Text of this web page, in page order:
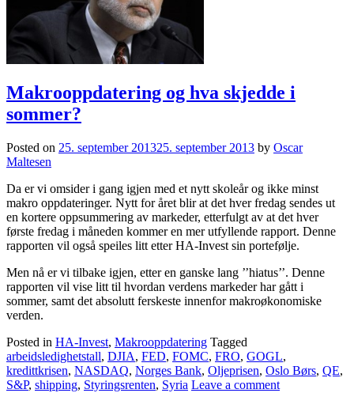
Makrooppdatering og hva skjedde i
sommer?
Posted on 25. september 201325. september 2013 by Oscar
Maltesen
Da er vi omsider i gang igjen med et nytt skoleår og ikke minst
makro oppdateringer. Nytt for året blir at det hver fredag sendes ut
en kortere oppsummering av markeder, etterfulgt av at det hver
første fredag i måneden kommer en mer utfyllende rapport. Denne
rapporten vil også speiles litt etter HA-Invest sin portefølje.
Men nå er vi tilbake igjen, etter en ganske lang ’’hiatus’’. Denne
rapporten vil vise litt til hvordan verdens markeder har gått i
sommer, samt det absolutt ferskeste innenfor makroøkonomiske
verden.
Posted in HA-Invest, Makrooppdatering Tagged
arbeidsledighetstall, DJIA, FED, FOMC, FRO, GOGL,
kredittkrisen, NASDAQ, Norges Bank, Oljeprisen, Oslo Børs, QE,
S&P, shipping, Styringsrenten, Syria Leave a comment